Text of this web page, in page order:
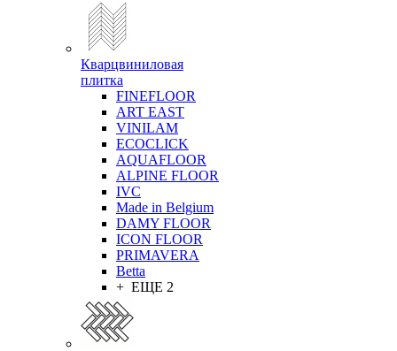
Кварцвиниловая
плитка
FINEFLOOR
ART EAST
VINILAM
ECOCLICK
AQUAFLOOR
ALPINE FLOOR
IVC
Made in Belgium
DAMY FLOOR
ICON FLOOR
PRIMAVERA
Betta
+ ЕЩЕ 2